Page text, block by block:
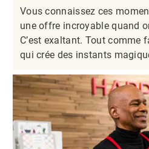
Vous connaissez ces
une offre incroyable quand
C’est exaltant. Tout comme
qui crée des instants